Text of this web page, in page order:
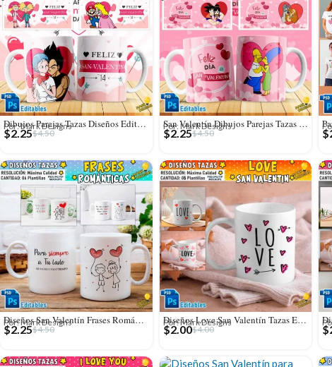
Dibujos Parejas Tazas Diseños Editables
Por: Mark Designs
$4.50
$2.25
San Valentín Dibujos Parejas Tazas Editables
Por: Mark Designs
$4.50
$2.25 $
Diseños San Valentín Frases Románticas Tazas
Por: Mark Designs
$4.50
$2.25
Diseños Love San Valentín Tazas Editables
Por: Mark Designs
$4.00
$2.00 $